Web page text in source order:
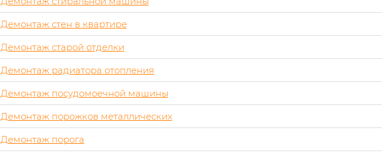
Демонтаж стен в квартире
Демонтаж старой отделки
Демонтаж радиатора отопления
Демонтаж посудомоечной машины
Демонтаж порожков металлических
Демонтаж порога